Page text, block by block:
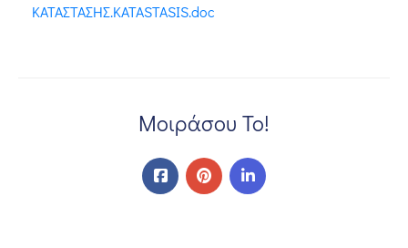
ΚΑΤΑΣΤΑΣΗΣ.KATASTASIS.doc
Μοιράσου Το!